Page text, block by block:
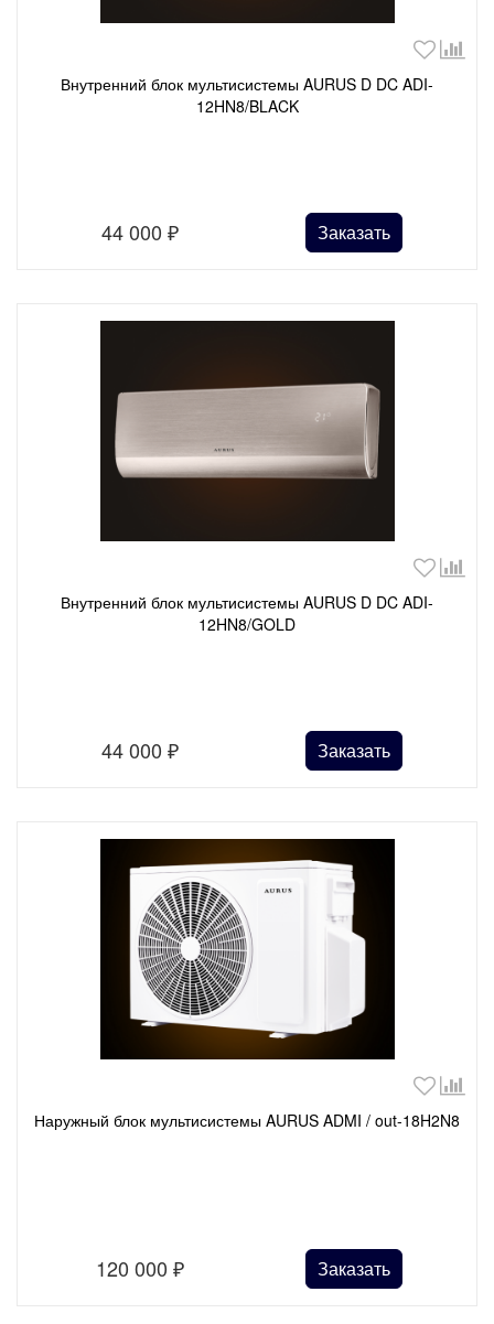
Внутренний блок мультисистемы AURUS D DC ADI-
12HN8/BLACK
44 000₽ Заказать
Внутренний блок мультисистемы AURUS D DC ADI-
12HN8/GOLD
44 000₽ Заказать
Наружный блок мультисистемы AURUS ADMI / out-18H2N8
120 000₽ Заказать